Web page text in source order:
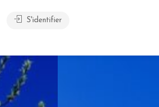
S'identifier